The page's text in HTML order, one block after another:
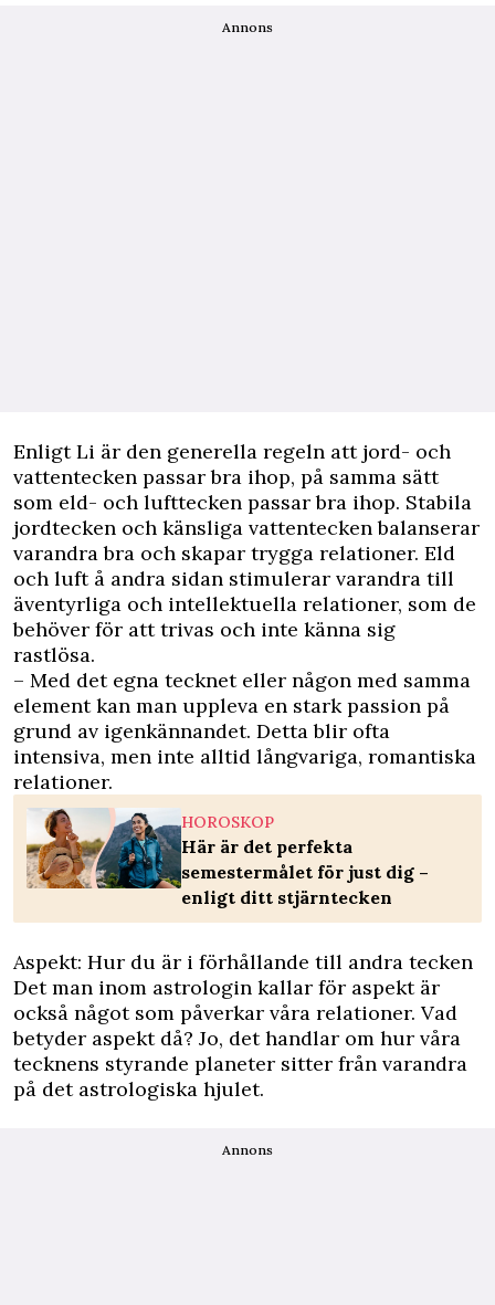
Annons
Enligt Li är den generella regeln att jord- och
vattentecken passar bra ihop, på samma sätt
som eld- och lufttecken passar bra ihop. Stabila
jordtecken och känsliga vattentecken balanserar
varandra bra och skapar trygga relationer. Eld
och luft å andra sidan stimulerar varandra till
äventyrliga och intellektuella relationer, som de
behöver för att trivas och inte känna sig
rastlösa.
– Med det egna tecknet eller någon med samma
element kan man uppleva en stark passion på
grund av igenkännandet. Detta blir ofta
intensiva, men inte alltid långvariga, romantiska
relationer.
HOROSKOP
Här är det perfekta
semestermålet för just dig –
enligt ditt stjärntecken
Aspekt: Hur du är i förhållande till andra tecken
Det man inom astrologin kallar för aspekt är
också något som påverkar våra relationer. Vad
betyder aspekt då? Jo, det handlar om hur våra
tecknens styrande planeter sitter från varandra
på det astrologiska hjulet.
Annons